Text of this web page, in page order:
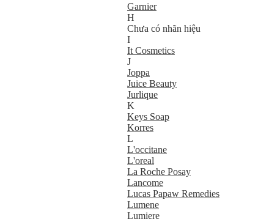
Garnier
H
Chưa có nhãn hiệu
I
It Cosmetics
J
Joppa
Juice Beauty
Jurlique
K
Keys Soap
Korres
L
L'occitane
L'oreal
La Roche Posay
Lancome
Lucas Papaw Remedies
Lumene
Lumiere